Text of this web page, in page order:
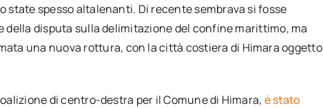
state spesso altalenanti. Di recente sembrava si fosse
della disputa sulla delimitazione del confine marittimo, ma
una nuova rottura, con la città costiera di Himara oggetto
di centro-destra per il Comune di Himara, è stato